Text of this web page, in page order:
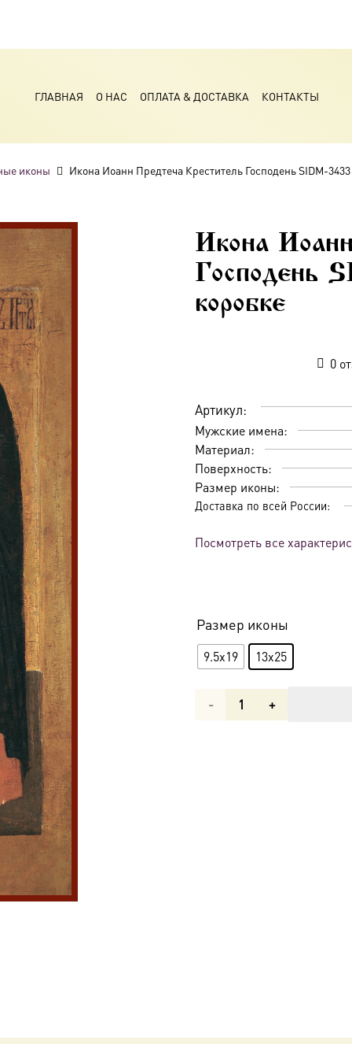
ГЛАВНАЯ О НАС ОПЛАТА & ДОСТАВКА КОНТАКТЫ
иконы Икона Иоанн Предтеча Креститель Господень SIDM-
Икона
Господень
коробке
0
Артикул:
Мужские имена:
Материал:
Поверхность:
Размер иконы:
Доставка по всей России:
Посмотреть все
Размер иконы
9.5x19 13x25
Количество